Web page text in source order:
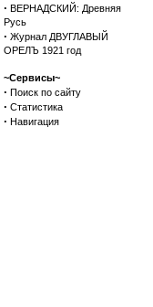
· ВЕРНАДСКИЙ: Древняя
Русь
· Журнал ДВУГЛАВЫЙ
ОРЕЛЪ 1921 год
~Сервисы~
· Поиск по сайту
· Статистика
· Навигация